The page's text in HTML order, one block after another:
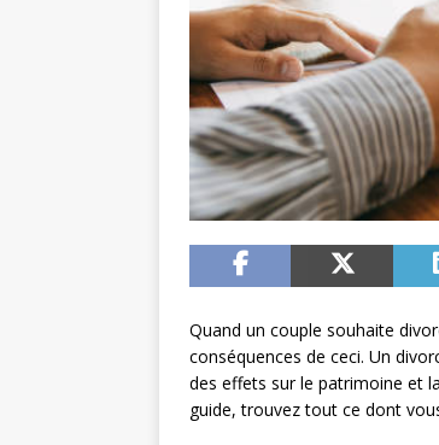
Quand un couple souhaite
conséquences de ceci. Un
des effets sur le patrimoine et
guide, trouvez tout ce dont